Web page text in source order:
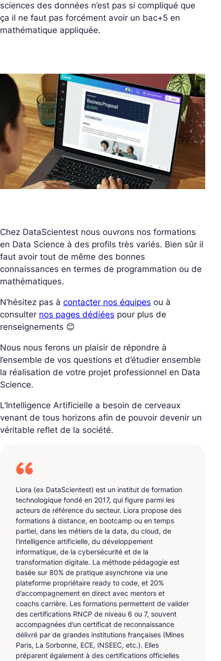
sciences des données n’est pas si compliqué que
ça il ne faut pas forcément avoir un bac+5 en
mathématique appliquée.
Chez DataScientest nous ouvrons nos formations
en Data Science à des profils très variés. Bien sûr il
faut avoir tout de même des bonnes
connaissances en termes de programmation ou de
mathématiques.
N’hésitez pas à contacter nos équipes ou à
consulter nos pages dédiées pour plus de
renseignements 😊
Nous nous ferons un plaisir de répondre à
l’ensemble de vos questions et d’étudier ensemble
la réalisation de votre projet professionnel en Data
Science.
L’Intelligence Artificielle a besoin de cerveaux
venant de tous horizons afin de pouvoir devenir un
véritable reflet de la société.
Liora (ex DataScientest) est un institut de formation
technologique fondé en 2017, qui figure parmi les
acteurs de référence du secteur. Liora propose des
formations à distance, en bootcamp ou en temps
partiel, dans les métiers de la data, du cloud, de
l’intelligence artificielle, du développement
informatique, de la cybersécurité et de la
transformation digitale. La méthode pédagogie est
basée sur 80% de pratique asynchrone via une
plateforme propriétaire ready to code, et 20%
d’accompagnement en direct avec mentors et
coachs carrière. Les formations permettent de valider
des certifications RNCP de niveau 6 ou 7, souvent
accompagnées d’un certificat de reconnaissance
délivré par de grandes institutions françaises (Mines
Paris, La Sorbonne, ECE, INSEEC, etc.). Elles
préparent également à des certifications officielles